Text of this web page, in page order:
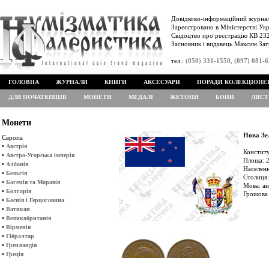
Довідково-інформаційний
Зареєстровано в Міністерстві
Свідоцтво про реєстрацію КВ
Засновник і видавець Максим
тел.: (050) 331-1550, (097) 081-
ГОЛОВНА ЖУРНАЛИ КНИГИ АКСЕСУАРИ ПОРАДИ
ДЛЯ ПОЧАТКІВЦІВ МОНЕТИ МЕДАЛІ ЖЕТОНИ БОНИ
Монети
Європа
• Австрія
• Австро-Угорська імперія
• Албанія
• Бельгія
• Богемія та Моравія
• Болгарія
• Боснія і Герцоговина
• Ватикан
• Великобританія
• Вірменія
• Гібралтар
• Гренландія
• Греція
Нова
Площа:
Мова:
Грошова